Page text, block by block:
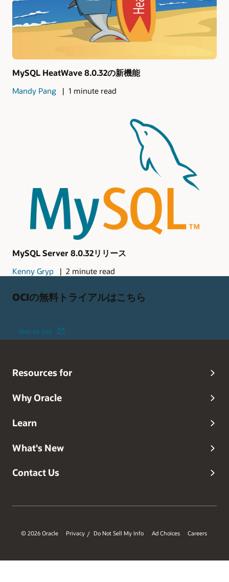
MySQL HeatWave 8.0.32の新機能
Mandy Pang 1 minute read
MySQL Server 8.0.32リリース
Kenny Gryp 2 minute read
OCIの無料トライアルはこちら
Start for free
Resources for
Why Oracle
Learn
What's New
Contact Us
© 2026 Oracle Privacy / Do Not Sell My Info Ad Choices Careers